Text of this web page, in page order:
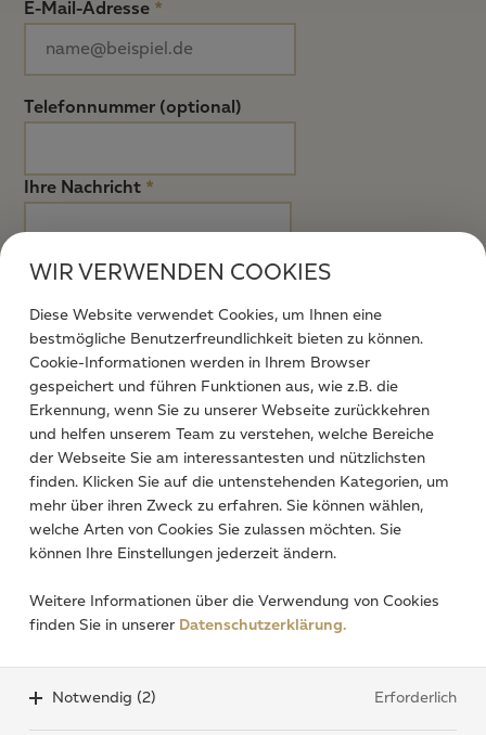
E-Mail-Adresse *
Telefonnummer (optional)
Ihre Nachricht *
Ich stimme zu, dass meine abgesendeten Daten
zum Zweck der Bearbeitung meines Anliegens
verarbeitet werden. Weitere Informationen finden
Sie in unsererDatenschutzerklärung.*
4 7 = ?*
WIR VERWENDEN COOKIES
Diese Website verwendet Cookies, um Ihnen eine
bestmögliche Benutzerfreundlichkeit bieten zu können.
Cookie-Informationen werden in Ihrem Browser
gespeichert und führen Funktionen aus, wie z.B. die
Erkennung, wenn Sie zu unserer Webseite zurückkehren
und helfen unserem Team zu verstehen, welche Bereiche
der Webseite Sie am interessantesten und nützlichsten
finden. Klicken Sie auf die untenstehenden Kategorien, um
mehr über ihren Zweck zu erfahren. Sie können wählen,
welche Arten von Cookies Sie zulassen möchten. Sie
können Ihre Einstellungen jederzeit ändern.
Weitere Informationen über die Verwendung von Cookies
finden Sie in unserer Datenschutzerklärung.
Notwendig (2) Erforderlich